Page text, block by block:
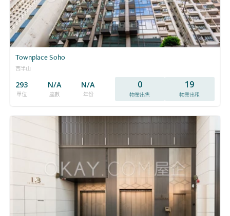
Townplace Soho
西半山
293
單位
N/A
座數
N/A
年份
0
物業出售
19
物業出租